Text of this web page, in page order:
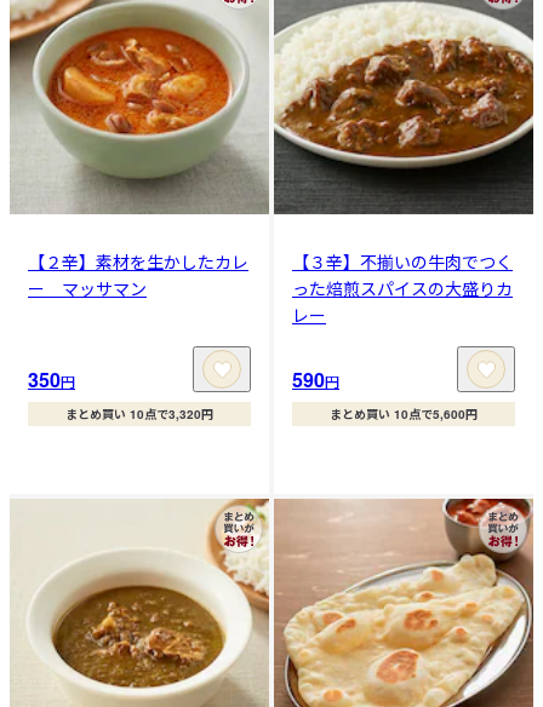
【２辛】素材を生かしたカレ
ー マッサマン
350円
まとめ買い 10点で3,320円
【３辛】不揃いの牛肉でつく
った焙煎スパイスの大盛りカ
レー
590円
まとめ買い 10点で5,600円